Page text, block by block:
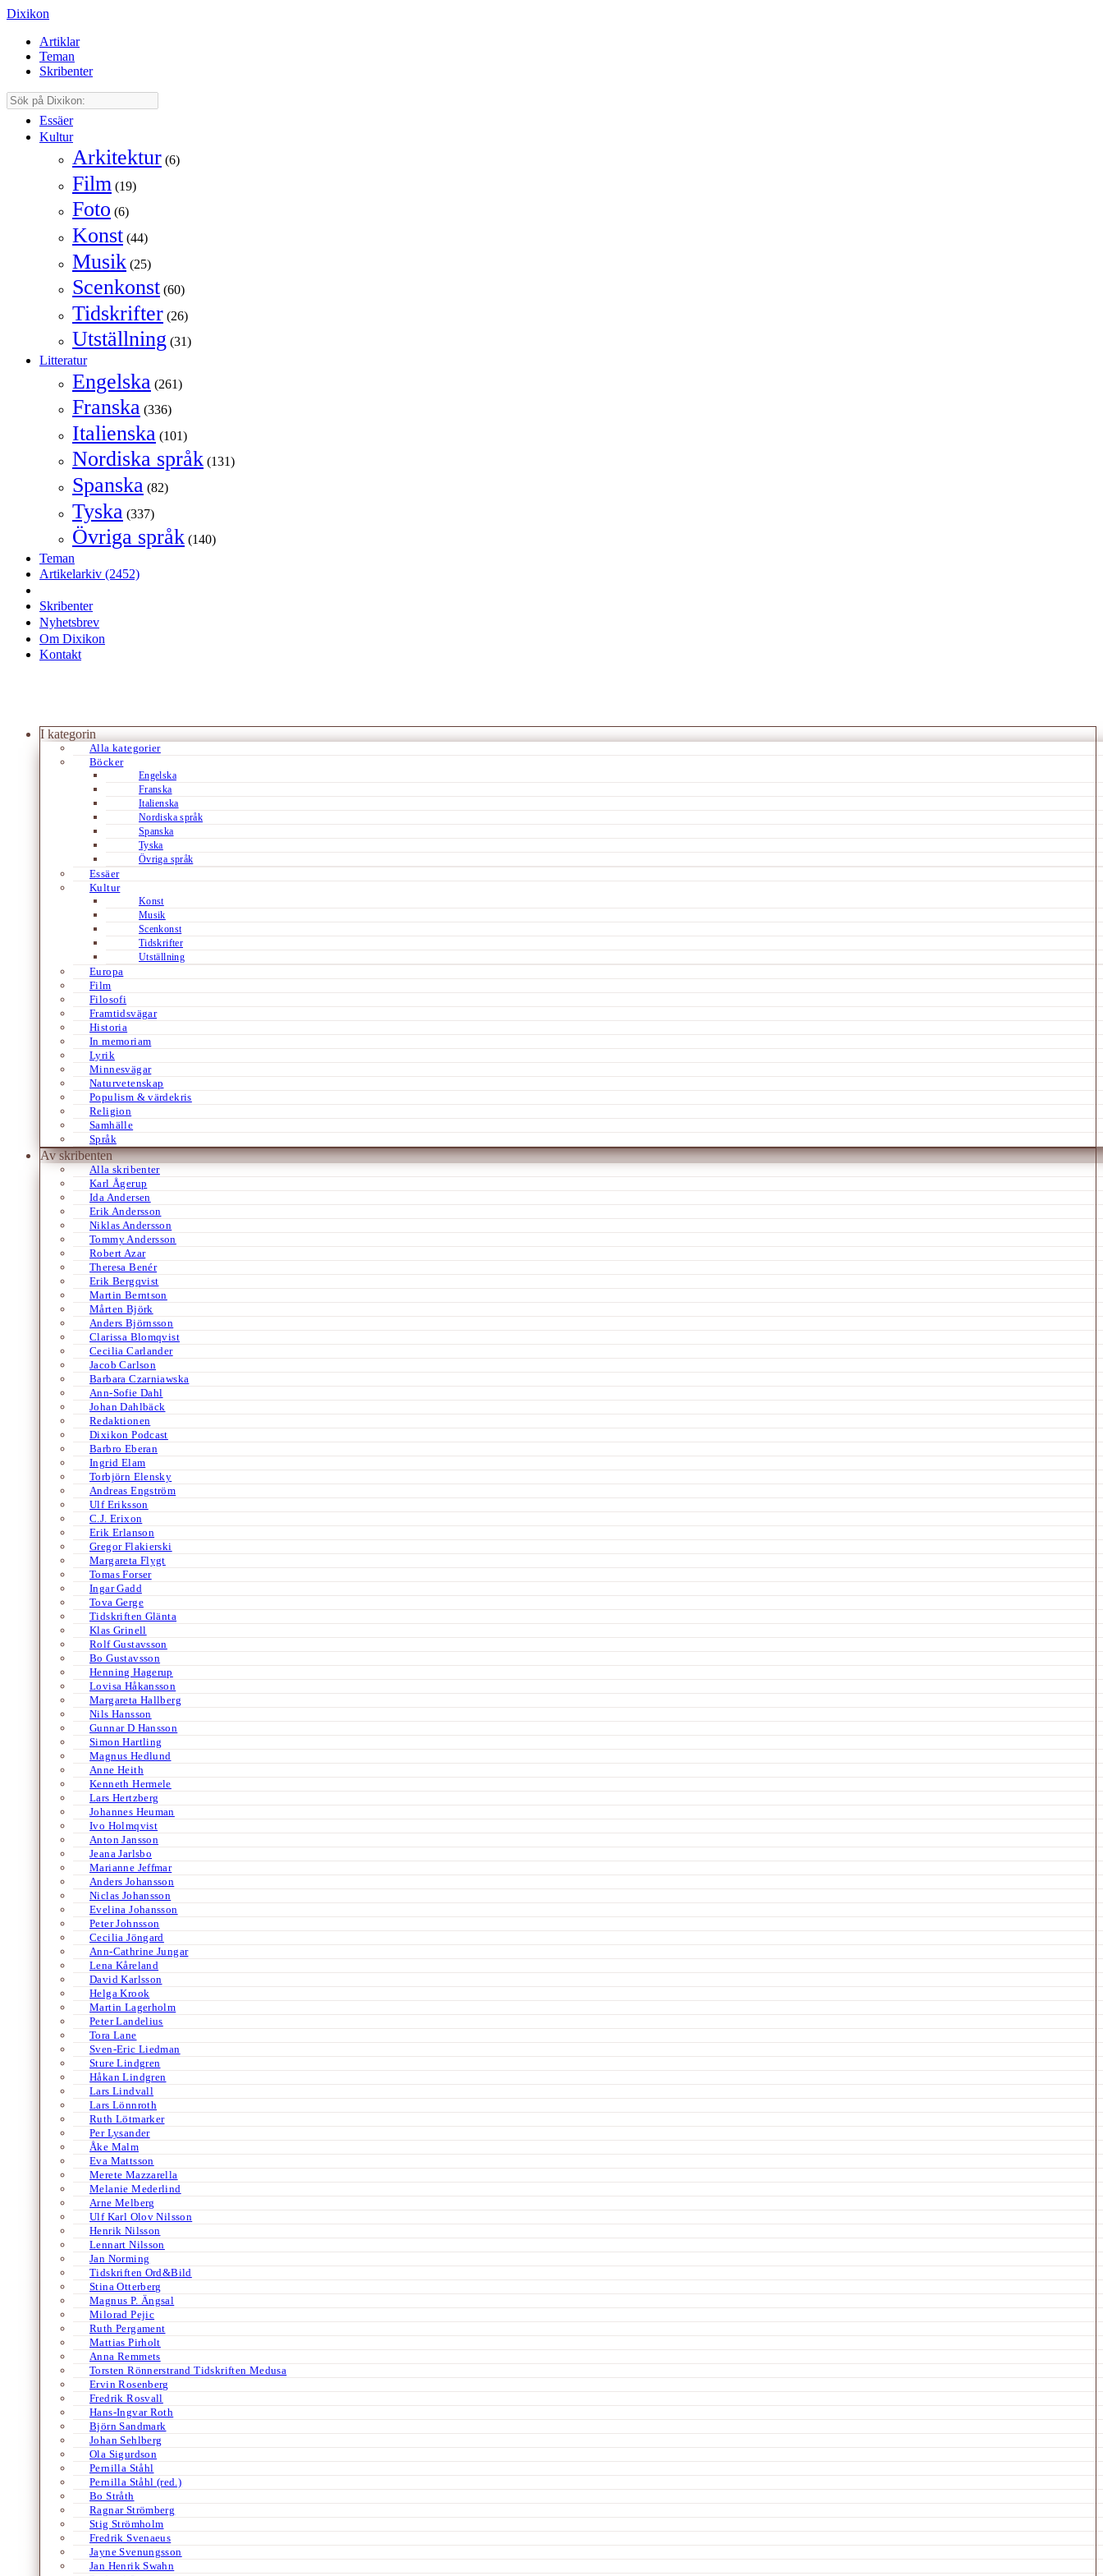
Dixikon
Artiklar
Teman
Skribenter
Essäer
Kultur
Arkitektur (6)
Film (19)
Foto (6)
Konst (44)
Musik (25)
Scenkonst (60)
Tidskrifter (26)
Utställning (31)
Litteratur
Engelska (261)
Franska (336)
Italienska (101)
Nordiska språk (131)
Spanska (82)
Tyska (337)
Övriga språk (140)
Teman
Artikelarkiv (2452)
Skribenter
Nyhetsbrev
Om Dixikon
Kontakt
I kategorin
Alla kategorier
Böcker
Engelska
Franska
Italienska
Nordiska språk
Spanska
Tyska
Övriga språk
Essäer
Kultur
Konst
Musik
Scenkonst
Tidskrifter
Utställning
Europa
Film
Filosofi
Framtidsvägar
Historia
In memoriam
Lyrik
Minnesvägar
Naturvetenskap
Populism & värdekris
Religion
Samhälle
Språk
Av skribenten
Alla skribenter
Karl Ågerup
Ida Andersen
Erik Andersson
Niklas Andersson
Tommy Andersson
Robert Azar
Theresa Benér
Erik Bergqvist
Martin Berntson
Mårten Björk
Anders Björnsson
Clarissa Blomqvist
Cecilia Carlander
Jacob Carlson
Barbara Czarniawska
Ann-Sofie Dahl
Johan Dahlbäck
Redaktionen
Dixikon Podcast
Barbro Eberan
Ingrid Elam
Torbjörn Elensky
Andreas Engström
Ulf Eriksson
C.J. Erixon
Erik Erlanson
Gregor Flakierski
Margareta Flygt
Tomas Forser
Ingar Gadd
Tova Gerge
Tidskriften Glänta
Klas Grinell
Rolf Gustavsson
Bo Gustavsson
Henning Hagerup
Lovisa Håkansson
Margareta Hallberg
Nils Hansson
Gunnar D Hansson
Simon Hartling
Magnus Hedlund
Anne Heith
Kenneth Hermele
Lars Hertzberg
Johannes Heuman
Ivo Holmqvist
Anton Jansson
Jeana Jarlsbo
Marianne Jeffmar
Anders Johansson
Niclas Johansson
Evelina Johansson
Peter Johnsson
Cecilia Jöngard
Ann-Cathrine Jungar
Lena Kåreland
David Karlsson
Helga Krook
Martin Lagerholm
Peter Landelius
Tora Lane
Sven-Eric Liedman
Sture Lindgren
Håkan Lindgren
Lars Lindvall
Lars Lönnroth
Ruth Lötmarker
Per Lysander
Åke Malm
Eva Mattsson
Merete Mazzarella
Melanie Mederlind
Arne Melberg
Ulf Karl Olov Nilsson
Henrik Nilsson
Lennart Nilsson
Jan Norming
Tidskriften Ord&Bild
Stina Otterberg
Magnus P. Ängsal
Milorad Pejic
Ruth Pergament
Mattias Pirholt
Anna Remmets
Torsten Rönnerstrand Tidskriften Medusa
Ervin Rosenberg
Fredrik Rosvall
Hans-Ingvar Roth
Björn Sandmark
Johan Sehlberg
Ola Sigurdson
Pernilla Ståhl
Pernilla Ståhl (red.)
Bo Stråth
Ragnar Strömberg
Stig Strömholm
Fredrik Svenaeus
Jayne Svenungsson
Jan Henrik Swahn